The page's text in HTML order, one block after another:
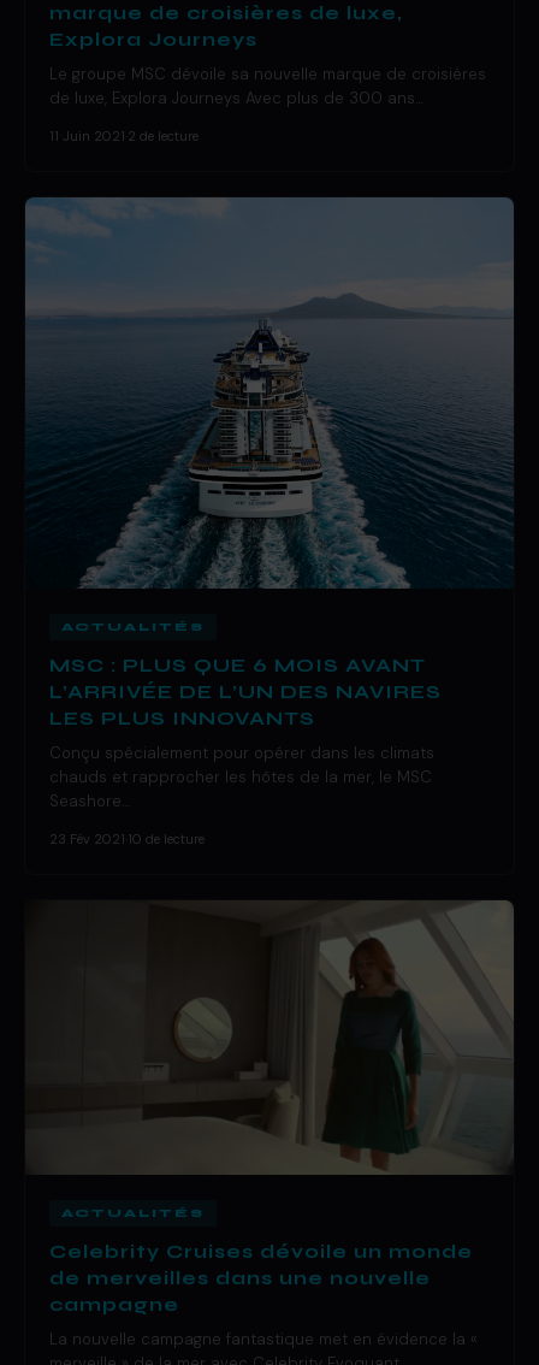
marque de croisières de luxe,
Explora Journeys
Le groupe MSC dévoile sa nouvelle marque de croisières
de luxe, Explora Journeys Avec plus de 300 ans…
11 Juin 2021 2 de lecture
ACTUALITÉS
MSC : PLUS QUE 6 MOIS AVANT
L’ARRIVÉE DE L’UN DES NAVIRES
LES PLUS INNOVANTS
Conçu spécialement pour opérer dans les climats
chauds et rapprocher les hôtes de la mer, le MSC
Seashore…
23 Fév 2021 10 de lecture
ACTUALITÉS
Celebrity Cruises dévoile un monde
de merveilles dans une nouvelle
campagne
La nouvelle campagne fantastique met en évidence la «